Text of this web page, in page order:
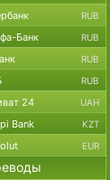
RUB
Банк RUB
RUB
RUB
24 UAH
Bank KZT
EUR